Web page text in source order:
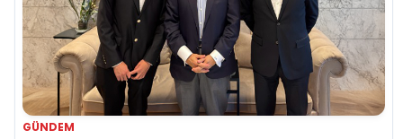
GÜNDEM